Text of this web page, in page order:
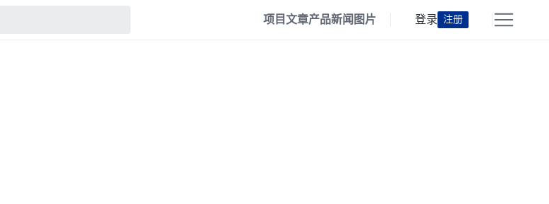
项目文章产品新闻 图片 登录 注册